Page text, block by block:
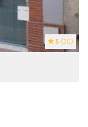
5 (30)